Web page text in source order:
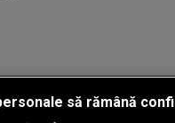
să rămână